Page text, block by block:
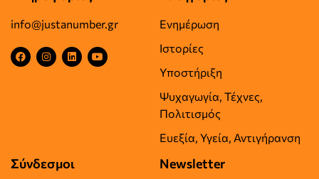
info@justanumber.gr
Ενημέρωση
Ιστορίες
Υποστήριξη
Ψυχαγωγία, Τέχνες,
Πολιτισμός
Ευεξία, Υγεία, Αντιγήρανση
Σύνδεσμοι Newsletter